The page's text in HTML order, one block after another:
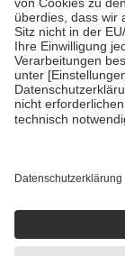
• Kindern und
mit Ausnahme der
• Untersuchungen
GKV getragen
• empfohlenen
• Harn- und
getroffen, um
https://
Einige Bilder und